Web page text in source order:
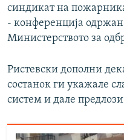
синдикат на
- конференција
Министерството за
Ристевски дополни
состанок ги укажале
систем и дале